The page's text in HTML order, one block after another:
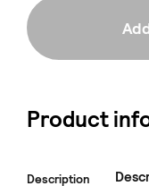
Product
Description